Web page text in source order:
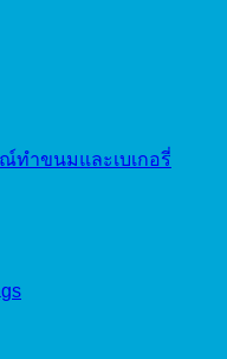
ณ์ทำขนมและเบเกอรี่